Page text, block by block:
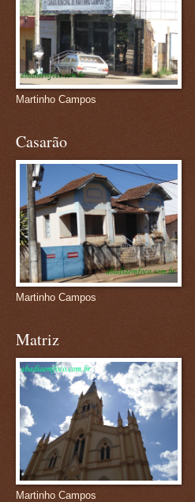
Martinho Campos
Casarão
Martinho Campos
Matriz
Martinho Campos